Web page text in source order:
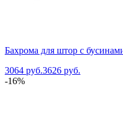
Бахрома для штор с
3064 руб.3626 руб.
-16%